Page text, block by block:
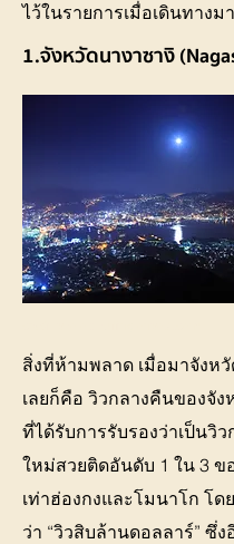
ไว้ในรายการเมื่อเดินทาง
1.จังหวัดนางาซางิ
สิ่งที่ห้ามพลาด เมื่อมาจังห
เลยก็คือ วิวกลางคืนของจัง
ที่ได้รับการรับรองว่าเป็นวิ
ใหม่สวยติดอันดับ 1 ใน 3 ข
เท่าฮ่องกงและโมนาโก โ
ว่า “วิวสิบล้านดอลลาร์” ซึ่